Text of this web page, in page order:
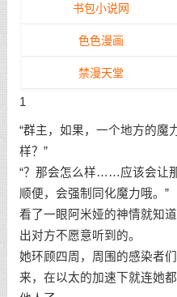
书包小说网
色色漫画
禁漫天堂
1
“群主，如果，一个地方的魔
样？”
“？那会怎么样……应该会让
顺便，会强制同化魔力哦。”
看了一眼阿米娅的神情就知
出对方不愿意听到的。
她环顾四周，周围的感染者
来，在以太的加速下就连她